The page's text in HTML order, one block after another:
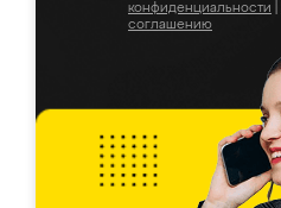
конфиденциальности
соглашению